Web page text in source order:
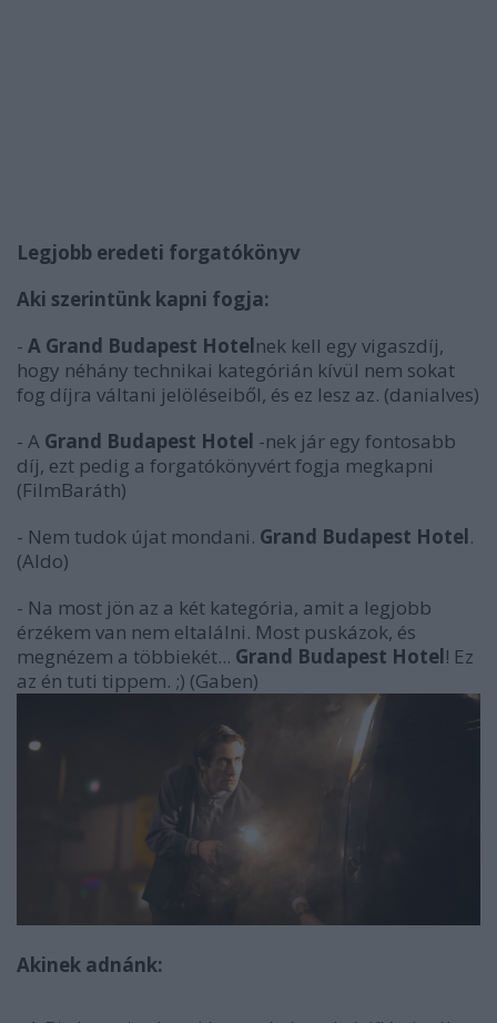
Legjobb eredeti forgatókönyv
Aki szerintünk kapni fogja:
- A Grand Budapest Hotelnek kell egy vigaszdíj,
hogy néhány technikai kategórián kívül nem sokat
fog díjra váltani jelöléseiből, és ez lesz az. (danialves)
- A Grand Budapest Hotel -nek jár egy fontosabb
díj, ezt pedig a forgatókönyvért fogja megkapni
(FilmBaráth)
- Nem tudok újat mondani. Grand Budapest Hotel.
(Aldo)
- Na most jön az a két kategória, amit a legjobb
érzékem van nem eltalálni. Most puskázok, és
megnézem a többiekét... Grand Budapest Hotel! Ez
az én tuti tippem. ;) (Gaben)
Akinek adnánk: